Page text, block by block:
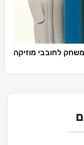
לחובבי מוזיקה